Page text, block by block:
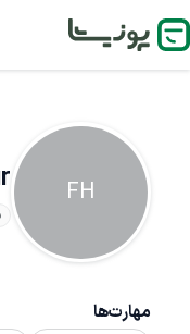
FH
مهارت‌ها